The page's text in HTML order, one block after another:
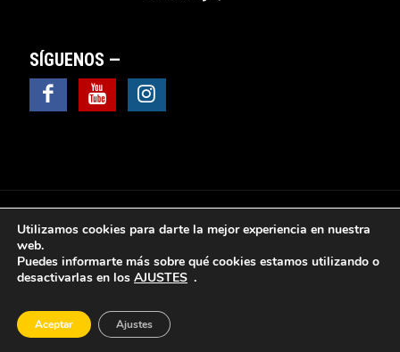
SÍGUENOS —
© 2025 Valsebike Motos -Aviso Legal|Política de
Privacidad |Política de Cookies
configuración de cookies
Utilizamos cookies para darte la mejor experiencia en nuestra
web.
Puedes informarte más sobre qué cookies estamos utilizando o
desactivarlas en los AJUSTES .
Aceptar Ajustes